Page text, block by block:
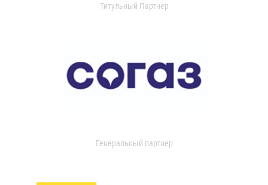
Титульный Партнер
Генеральный партнер